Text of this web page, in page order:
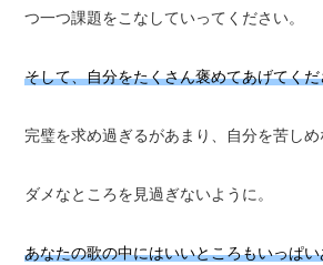
つ一つ課題をこなしていってください。
そして、自分をたくさん褒めてあげてく
完璧を求め過ぎるがあまり、自分を苦しめ
ダメなところを見過ぎないように。
あなたの歌の中にはいいところもいっぱ